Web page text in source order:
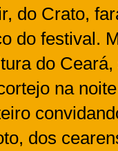
do Crato,
do festival.
do
na
dos